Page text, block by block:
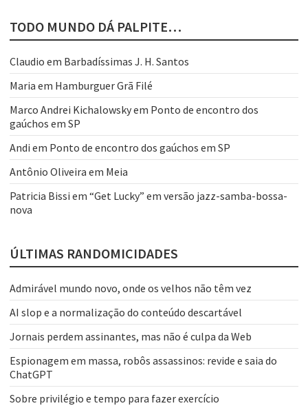
TODO MUNDO DÁ PALPITE…
Claudio em Barbadíssimas J. H. Santos
Maria em Hamburguer Grã Filé
Marco Andrei Kichalowskyem Ponto de encontro dos
gaúchos em SP
Andi em Ponto de encontro dos gaúchos em SP
Antônio Oliveira em Meia
Patricia Bissi em “Get Lucky” em versão jazz-samba-bossa-
nova
ÚLTIMAS RANDOMICIDADES
Admirável mundo novo, onde os velhos não têm vez
AI slop e a normalização do conteúdo descartável
Jornais perdem assinantes, mas não é culpa da Web
Espionagem em massa, robôs assassinos: revide e saia do
ChatGPT
Sobre privilégio e tempo para fazer exercício